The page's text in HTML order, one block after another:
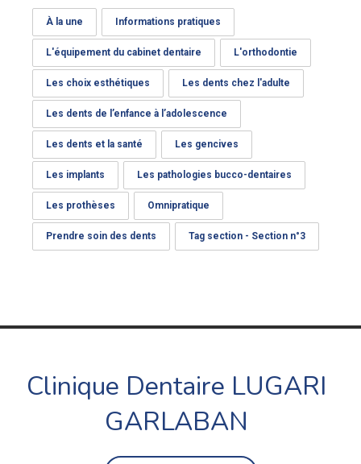
À la une Informations pratiques
L'équipement du cabinet dentaire L'orthodontie
Les choix esthétiques Les dents chez l'adulte
Les dents de l’enfance à l’adolescence
Les dents et la santé Les gencives
Les implants Les pathologies bucco-dentaires
Les prothèses Omnipratique
Prendre soin des dents Tag section - Section n°3
Clinique Dentaire LUGARI
GARLABAN